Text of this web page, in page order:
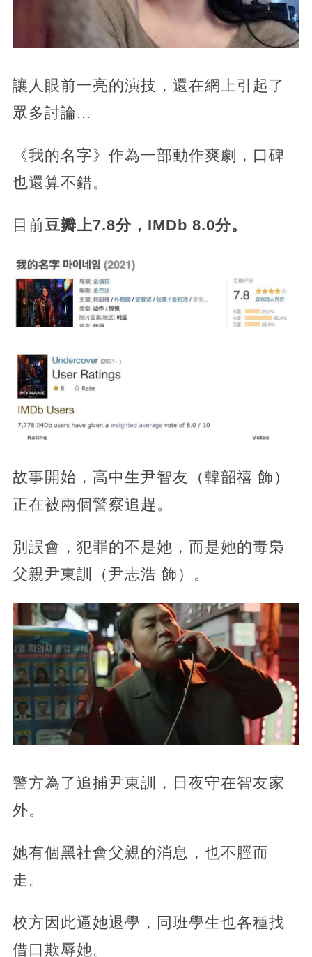
讓人眼前一亮的演技，還在網上引起了
眾多討論...
《我的名字》作為一部動作爽劇，口碑
也還算不錯。
目前豆瓣上7.8分，IMDb 8.0分。
故事開始，高中生尹智友（韓韶禧 飾）
正在被兩個警察追趕。
別誤會，犯罪的不是她，而是她的毒梟
父親尹東訓（尹志浩 飾）。
警方為了追捕尹東訓，日夜守在智友家
外。
她有個黑社會父親的消息，也不脛而
走。
校方因此逼她退學，同班學生也各種找
借口欺辱她。